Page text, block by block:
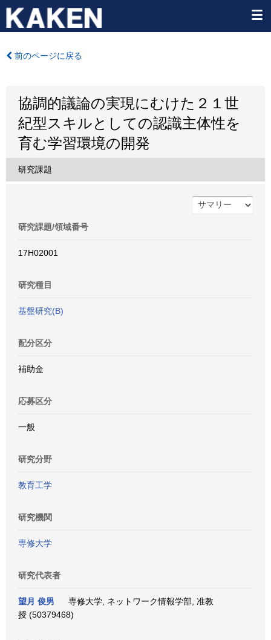
前のページに戻る
協調的議論の実現にむけた２１世
紀型スキルとしての認識主体性を
育む学習環境の開発
研究課題
研究課題/領域番号
17H02001
研究種目
基盤研究(B)
配分区分
補助金
応募区分
一般
研究分野
教育工学
研究機関
専修大学
研究代表者
望月 俊男
専修大学, ネットワーク情報学部, 准教
授 (50379468)